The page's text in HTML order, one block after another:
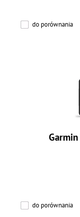
do porównania
do porównania